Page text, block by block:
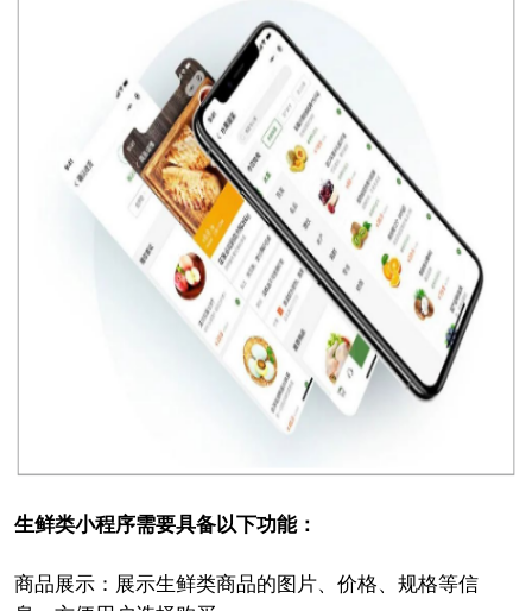
生鲜类小程序需要具备以下功能：
商品展示：展示生鲜类商品的图片、价格、规格等信